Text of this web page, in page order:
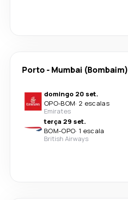
Porto - Mumbai (Bombaim)
domingo 20 set.
OPO-BOM· 2 escalas
Emirates
terça 29 set.
BOM-OPO· 1 escala
British Airways